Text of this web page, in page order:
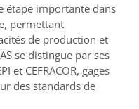
étape importante dans
permettant
de production et
se distingue par ses
et CEFRACOR, gages
des standards de